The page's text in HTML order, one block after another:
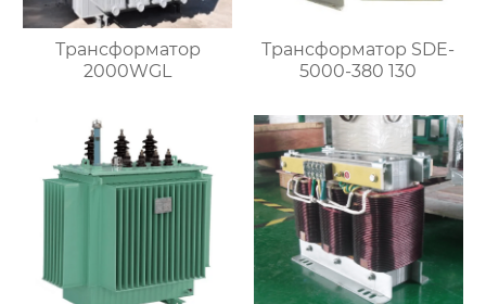
Трансформатор
2000WGL
Трансформатор SDE-
5000-380 130